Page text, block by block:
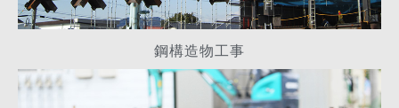
鋼構造物工事